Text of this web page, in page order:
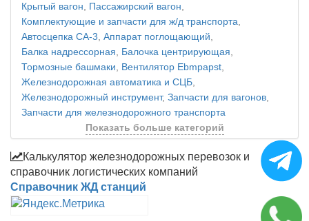
Крытый вагон, Пассажирский вагон,
Комплектующие и запчасти для ж/д транспорта,
Автосцепка СА-3, Аппарат поглощающий,
Балка надрессорная, Балочка центрирующая,
Тормозные башмаки, Вентилятор Ebmpapst,
Железнодорожная автоматика и СЦБ,
Железнодорожный инструмент, Запчасти для вагонов,
Запчасти для железнодорожного транспорта
Показать больше категорий
Калькулятор железнодорожных перевозок и
справочник логистических компаний
Справочник ЖД станций